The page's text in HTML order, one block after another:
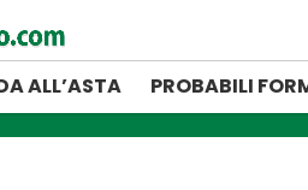
ALL’ASTA PROBABILI